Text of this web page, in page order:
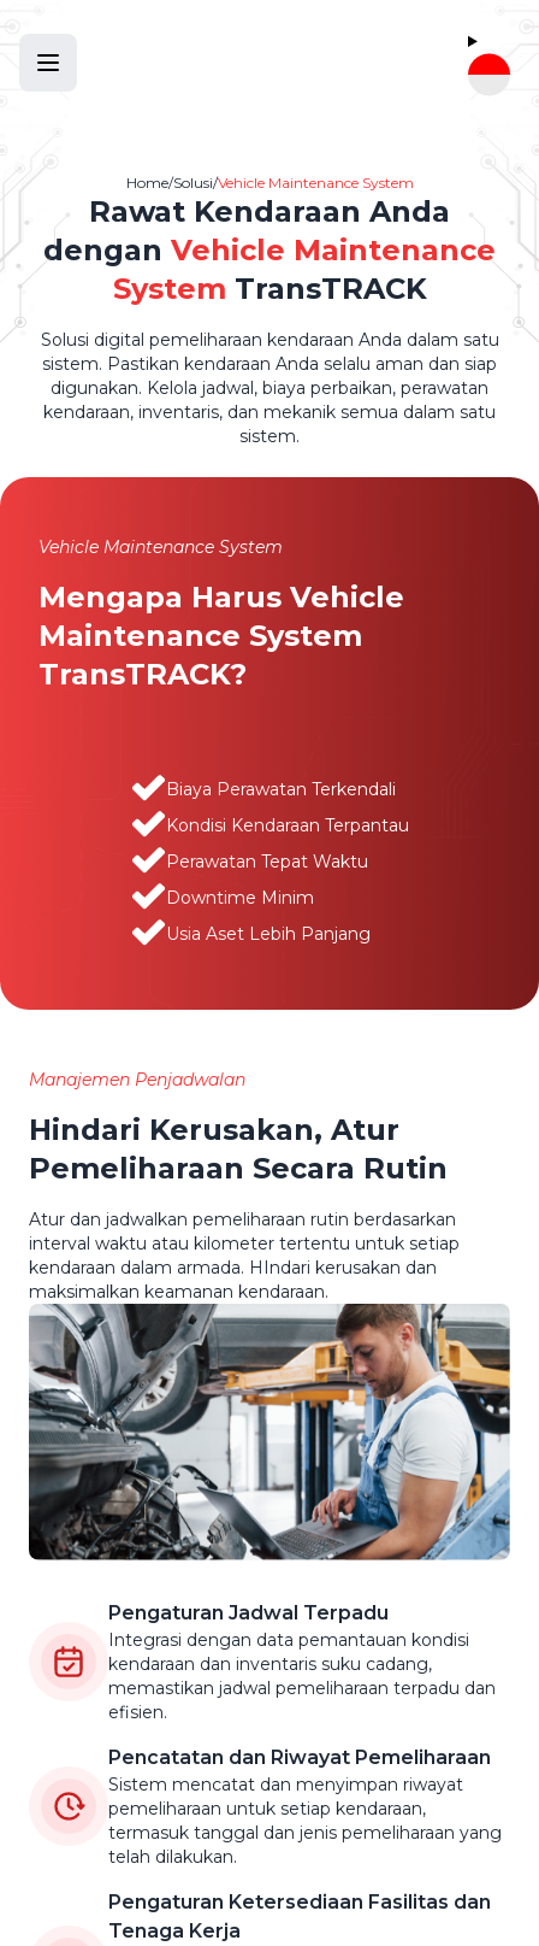
Home/Solusi/Vehicle Maintenance System
Rawat Kendaraan Anda
dengan Vehicle Maintenance
System TransTRACK
Solusi digital pemeliharaan kendaraan Anda dalam satu
sistem. Pastikan kendaraan Anda selalu aman dan siap
digunakan. Kelola jadwal, biaya perbaikan, perawatan
kendaraan, inventaris, dan mekanik semua dalam satu
sistem.
Vehicle Maintenance System
Mengapa Harus Vehicle
Maintenance System
TransTRACK?
Biaya Perawatan Terkendali
Kondisi Kendaraan Terpantau
Perawatan Tepat Waktu
Downtime Minim
Usia Aset Lebih Panjang
Manajemen Penjadwalan
Hindari Kerusakan, Atur
Pemeliharaan Secara Rutin
Atur dan jadwalkan pemeliharaan rutin berdasarkan
interval waktu atau kilometer tertentu untuk setiap
kendaraan dalam armada. HIndari kerusakan dan
maksimalkan keamanan kendaraan.
Pengaturan Jadwal Terpadu
Integrasi dengan data pemantauan kondisi
kendaraan dan inventaris suku cadang,
memastikan jadwal pemeliharaan terpadu dan
efisien.
Pencatatan dan Riwayat Pemeliharaan
Sistem mencatat dan menyimpan riwayat
pemeliharaan untuk setiap kendaraan,
termasuk tanggal dan jenis pemeliharaan yang
telah dilakukan.
Pengaturan Ketersediaan Fasilitas dan
Tenaga Kerja